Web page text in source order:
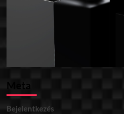
Meta
Bejelentkezés